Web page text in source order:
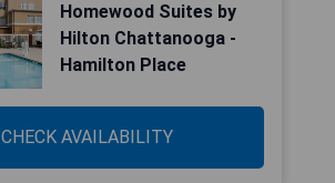
Homewood Suites by
Hilton Chattanooga -
Hamilton Place
CHECK AVAILABILITY